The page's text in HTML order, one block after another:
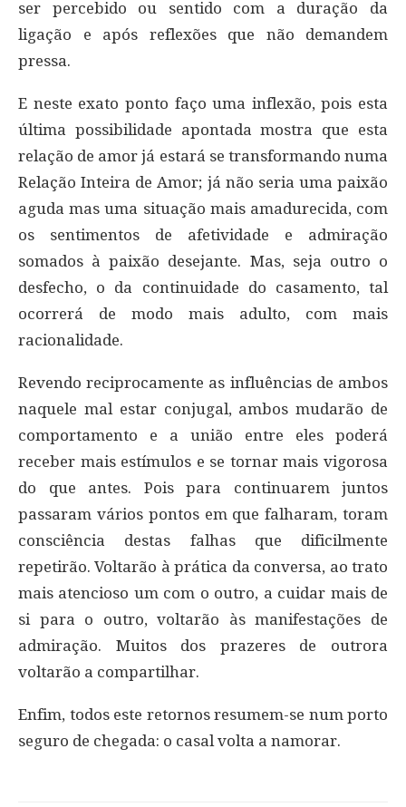
ser percebido ou sentido com a duração da
ligação e após reflexões que não demandem
pressa.
E neste exato ponto faço uma inflexão, pois esta
última possibilidade apontada mostra que esta
relação de amor já estará se transformando numa
Relação Inteira de Amor; já não seria uma paixão
aguda mas uma situação mais amadurecida, com
os sentimentos de afetividade e admiração
somados à paixão desejante. Mas, seja outro o
desfecho, o da continuidade do casamento, tal
ocorrerá de modo mais adulto, com mais
racionalidade.
Revendo reciprocamente as influências de ambos
naquele mal estar conjugal, ambos mudarão de
comportamento e a união entre eles poderá
receber mais estímulos e se tornar mais vigorosa
do que antes. Pois para continuarem juntos
passaram vários pontos em que falharam, toram
consciência destas falhas que dificilmente
repetirão. Voltarão à prática da conversa, ao trato
mais atencioso um com o outro, a cuidar mais de
si para o outro, voltarão às manifestações de
admiração. Muitos dos prazeres de outrora
voltarão a compartilhar.
Enfim, todos este retornos resumem-se num porto
seguro de chegada: o casal volta a namorar.